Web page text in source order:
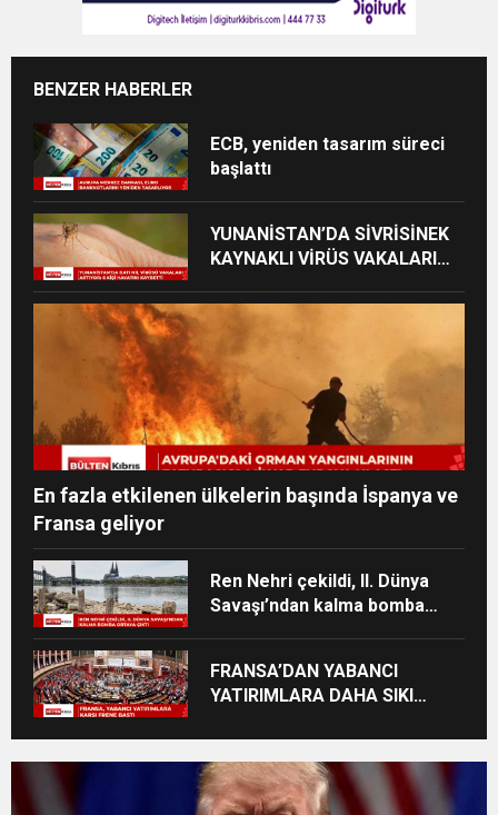
BENZER HABERLER
ECB, yeniden tasarım süreci
başlattı
YUNANİSTAN’DA SİVRİSİNEK
KAYNAKLI VİRÜS VAKALARI
En fazla etkilenen ülkelerin başında İspanya ve
Fransa geliyor
Ren Nehri çekildi, II. Dünya
Savaşı’ndan kalma bomba
FRANSA’DAN YABANCI
YATIRIMLARA DAHA SIKI